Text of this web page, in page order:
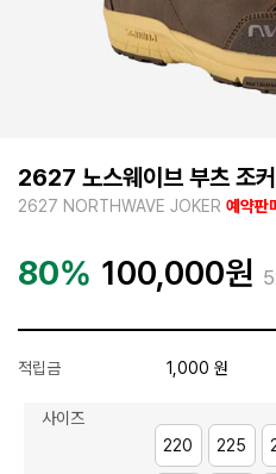
2627 노스웨이브 부츠 조
2627 NORTHWAVE JOKER 예약판
80% 100,000원
적립금 1,000 원
사이즈
220
225